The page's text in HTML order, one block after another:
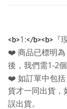
<b>1:</b><b> 『
❤️ 商品已標明
後，我們需1-2
❤️ 如訂單中包
貨才一同出貨，
誤出貨。